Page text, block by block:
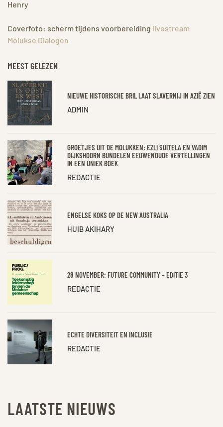
Henry
Coverfoto: scherm tijdens voorbereiding livestream
Molukse Dialogen
MEEST GELEZEN
NIEUWE HISTORISCHE BRIL LAAT SLAVERNIJ IN AZIË ZIEN
ADMIN
GROETJES UIT DE MOLUKKEN: EZLI SUITELA EN VADIM
DIJKSHOORN BUNDELEN EEUWENOUDE VERTELLINGEN
IN EEN UNIEK BOEK
REDACTIE
ENGELSE KOKS OP DE NEW AUSTRALIA
HUIB AKIHARY
28 NOVEMBER: FUTURE COMMUNITY – EDITIE 3
REDACTIE
ECHTE DIVERSITEIT EN INCLUSIE
REDACTIE
LAATSTE NIEUWS